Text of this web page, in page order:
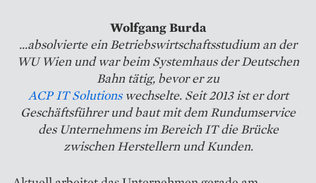
Wolfgang Burda
...absolvierte ein Betriebswirtschaftsstudium an der
WU Wien und war beim Systemhaus der Deutschen
Bahn tätig, bevor er zu
ACP IT Solutionswechselte. Seit 2013 ist er dort
Geschäftsführer und baut mit dem Rundumservice
des Unternehmens im Bereich IT die Brücke
zwischen Herstellern und Kunden.